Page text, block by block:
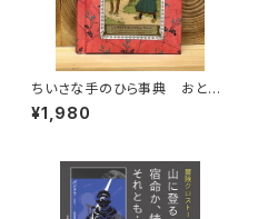
ちいさな手のひら事典 おとぎ
話
¥1,980